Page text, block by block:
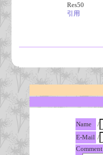
Res50
引用
Name
/
E-Mail /
Comment